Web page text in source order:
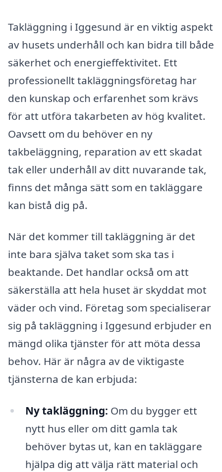
Takläggning i Iggesund är en viktig aspekt
av husets underhåll och kan bidra till både
säkerhet och energieffektivitet. Ett
professionellt takläggningsföretag har
den kunskap och erfarenhet som krävs
för att utföra takarbeten av hög kvalitet.
Oavsett om du behöver en ny
takbeläggning, reparation av ett skadat
tak eller underhåll av ditt nuvarande tak,
finns det många sätt som en takläggare
kan bistå dig på.
När det kommer till takläggning är det
inte bara själva taket som ska tas i
beaktande. Det handlar också om att
säkerställa att hela huset är skyddat mot
väder och vind. Företag som specialiserar
sig på takläggning i Iggesund erbjuder en
mängd olika tjänster för att möta dessa
behov. Här är några av de viktigaste
tjänsterna de kan erbjuda:
Ny takläggning: Om du bygger ett
nytt hus eller om ditt gamla tak
behöver bytas ut, kan en takläggare
hjälpa dig att välja rätt material och